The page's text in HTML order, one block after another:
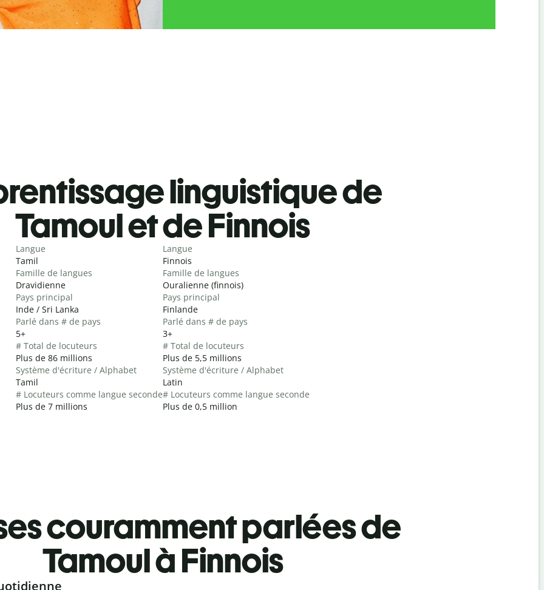
linguistique de
Tamoul et de Finnois
Langue
Tamil
Famille de langues
Dravidienne
Pays principal
Inde / Sri Lanka
Parlé dans # de pays
5+
# Total de locuteurs
Plus de 86 millions
Système d'écriture / Alphabet
Tamil
# Locuteurs comme langue seconde
Plus de 7 millions
Langue
Finnois
Famille de langues
Ouralienne (finnois)
Pays principal
Finlande
Parlé dans # de pays
3+
# Total de locuteurs
Plus de 5,5 millions
Système d'écriture / Alphabet
Latin
# Locuteurs comme langue seconde
Plus de 0,5 million
couramment parlées de
Tamoul à Finnois